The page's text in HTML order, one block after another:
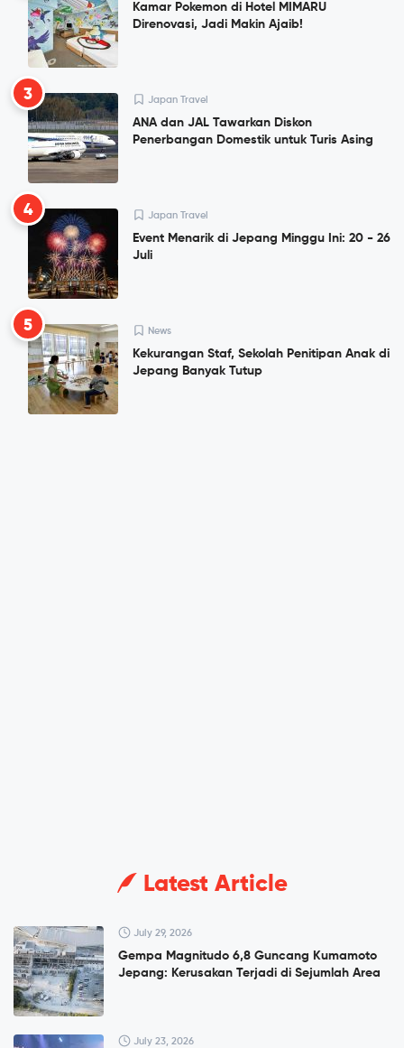
Kamar Pokemon di Hotel MIMARU
Direnovasi, Jadi Makin Ajaib!
3 Japan Travel
ANA dan JAL Tawarkan Diskon
Penerbangan Domestik untuk Turis Asing
4 Japan Travel
Event Menarik di Jepang Minggu Ini: 20 - 26
Juli
5 News
Kekurangan Staf, Sekolah Penitipan Anak di
Jepang Banyak Tutup
Latest Article
July 29, 2026
Gempa Magnitudo 6,8 Guncang Kumamoto
Jepang: Kerusakan Terjadi di Sejumlah Area
July 23, 2026